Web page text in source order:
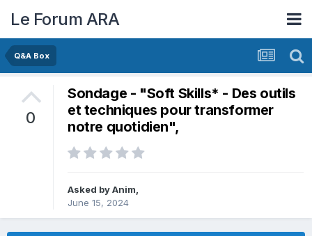
Le Forum ARA
Q&A Box
0
Sondage - "Soft Skills* - Des outils
et techniques pour transformer
notre quotidien",
Asked byAnim,
June 15, 2024